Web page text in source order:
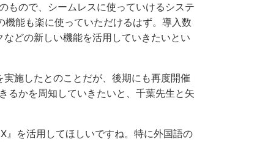
ので、シームレスに使っていけるシステ
能も楽に使っていただけるはず。導入数
どの新しい機能を活用していきたいとい
施したとのことだが、後期にも再度開催
るかを周知していきたいと、千葉先生と矢
を活用してほしいですね。特に外国語の